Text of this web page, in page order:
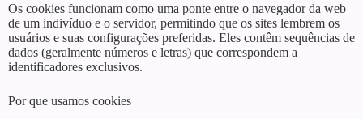
Os cookies funcionam como uma ponte entre o navegador da web
de um indivíduo e o servidor, permitindo que os sites lembrem os
usuários e suas configurações preferidas. Eles contêm sequências de
dados (geralmente números e letras) que correspondem a
identificadores exclusivos.
Por que usamos cookies